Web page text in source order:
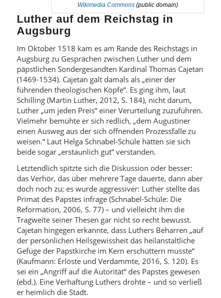
Wikimedia Commons (public domain)
Luther auf dem Reichstag in
Augsburg
Im Oktober 1518 kam es am Rande des Reichstags in
Augsburg zu Gesprächen zwischen Luther und dem
päpstlichen Sondergesandten Kardinal Thomas Cajetan
(1469-1534). Cajetan galt damals als „einer der
führenden theologischen Köpfe“. Es ging ihm, laut
Schilling (Martin Luther, 2012, S. 184), nicht darum,
Luther „um jeden Preis“ einer Verurteilung zuzuführen.
Vielmehr bemühte er sich redlich, „dem Augustiner
einen Ausweg aus der sich öffnenden Prozessfalle zu
weisen.“ Laut Helga Schnabel-Schüle hätten sie sich
beide sogar „erstaunlich gut“ verstanden.
Letztendlich spitzte sich die Diskussion oder besser:
das Verhör, das über mehrere Tage dauerte, dann aber
doch noch zu; es wurde aggressiver: Luther stellte das
Primat des Papstes infrage (Schnabel-Schüle: Die
Reformation, 2006, S. 77) – und vielleicht ihm die
Tragweite seiner Thesen gar nicht so recht bewusst.
Cajetan hingegen erkannte, dass Luthers Beharren „auf
der persönlichen Heilsgewissheit das heilanstaltliche
Gefüge der Papstkirche im Kern erschüttern musste“
(Kaufmann: Erlöste und Verdammte, 2016, S. 120). Es
sei ein „Angriff auf die Autorität“ des Papstes gewesen
(ebd.). Eine Verhaftung Luthers drohte – und so verließ
er heimlich die Stadt.